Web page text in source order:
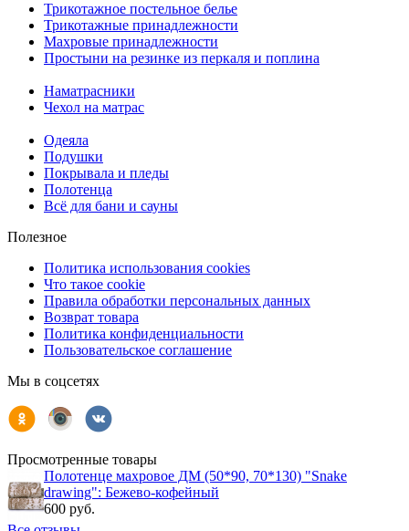
Трикотажное постельное белье
Трикотажные принадлежности
Махровые принадлежности
Простыни на резинке из перкаля и поплина
Наматрасники
Чехол на матрас
Одеяла
Подушки
Покрывала и пледы
Полотенца
Всё для бани и сауны
Полезное
Политика использования cookies
Что такое cookie
Правила обработки персональных данных
Возврат товара
Политика конфиденциальности
Пользовательское соглашение
Мы в соцсетях
Просмотренные товары
Полотенце махровое ДМ (50*90, 70*130) "Snake
drawing": Бежево-кофейный
600 руб.